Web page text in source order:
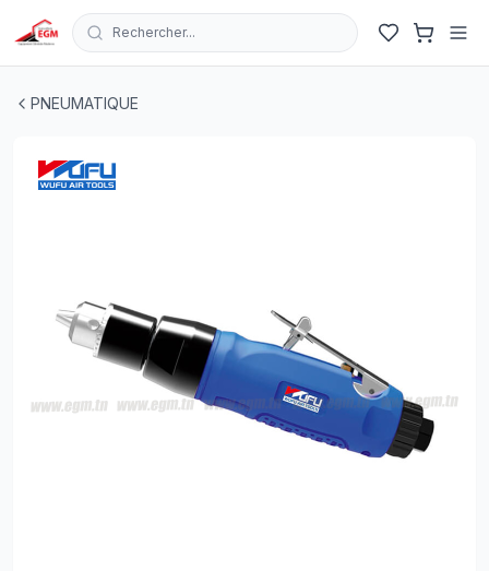
Rechercher...
PNEUMATIQUE